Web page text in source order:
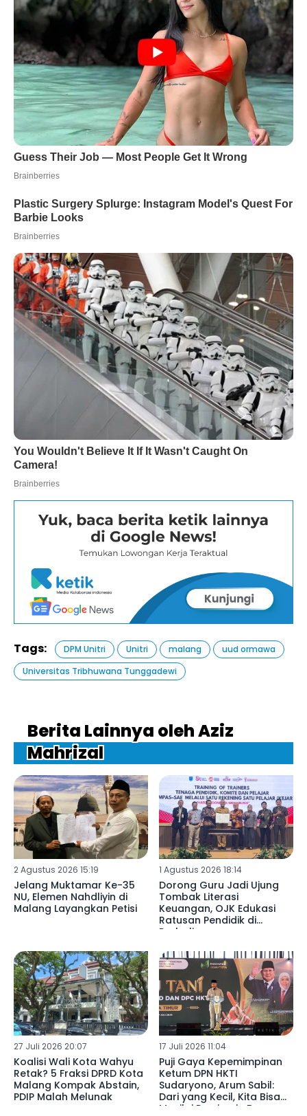
Tags: DPM Unitri Unitri malang
uud ormawa
Universitas Tribhuwana Tunggadewi
Berita Lainnya oleh Aziz
Mahrizal
2 Agustus 2026 15:19
Jelang Muktamar Ke-35
NU, Elemen Nahdliyin di
Malang Layangkan Petisi
1 Agustus 2026 18:14
Dorong Guru Jadi Ujung
Tombak Literasi
Keuangan, OJK Edukasi
Ratusan Pendidik di
Probolinggo
27 Juli 2026 20:07
Koalisi Wali Kota Wahyu
Retak? 5 Fraksi DPRD Kota
Malang Kompak Abstain,
PDIP Malah Melunak
17 Juli 2026 11:04
Puji Gaya Kepemimpinan
Ketum DPN HKTI
Sudaryono, Arum Sabil:
Dari yang Kecil, Kita Bisa
Menilai Pemimpin Bangsa